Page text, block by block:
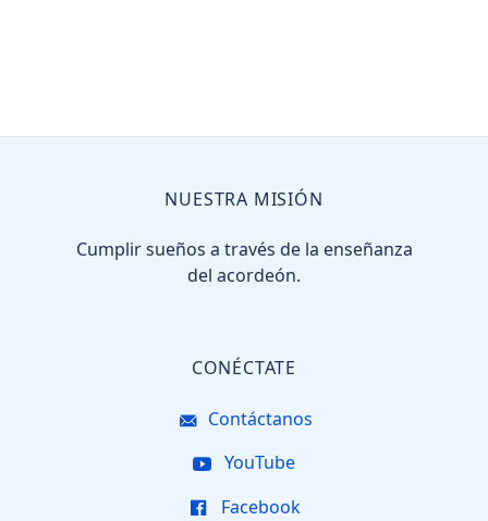
NUESTRA MISIÓN
Cumplir sueños a través de la enseñanza
del acordeón.
CONÉCTATE
Contáctanos
YouTube
Facebook